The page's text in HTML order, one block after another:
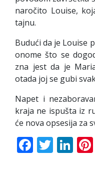
naročito Louise,
tajnu.
Budući da je Louise
onome što se
zna jest da je
otada joj se gubi
Napet i
kraja ne ispušta iz
će nova opsesija za
Facebook